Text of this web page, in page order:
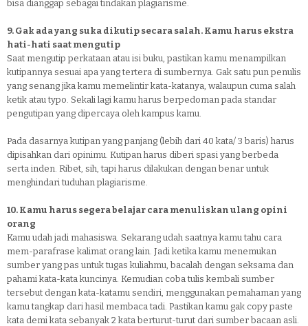
bisa dianggap sebagai tindakan plagiarisme.
9. Gak ada yang suka dikutip secara salah. Kamu harus ekstra
hati-hati saat mengutip
Saat mengutip perkataan atau isi buku, pastikan kamu menampilkan
kutipannya sesuai apa yang tertera di sumbernya. Gak satu pun penulis
yang senang jika kamu memelintir kata-katanya, walaupun cuma salah
ketik atau typo. Sekali lagi kamu harus berpedoman pada standar
pengutipan yang dipercaya oleh kampus kamu.
Pada dasarnya kutipan yang panjang (lebih dari 40 kata/ 3 baris) harus
dipisahkan dari opinimu. Kutipan harus diberi spasi yang berbeda
serta inden. Ribet, sih, tapi harus dilakukan dengan benar untuk
menghindari tuduhan plagiarisme.
10. Kamu harus segera belajar cara menuliskan ulang opini
orang
Kamu udah jadi mahasiswa. Sekarang udah saatnya kamu tahu cara
mem-parafrase kalimat orang lain. Jadi ketika kamu menemukan
sumber yang pas untuk tugas kuliahmu, bacalah dengan seksama dan
pahami kata-kata kuncinya. Kemudian coba tulis kembali sumber
tersebut dengan kata-katamu sendiri, menggunakan pemahaman yang
kamu tangkap dari hasil membaca tadi. Pastikan kamu gak copy paste
kata demi kata sebanyak 2 kata berturut-turut dari sumber bacaan asli.